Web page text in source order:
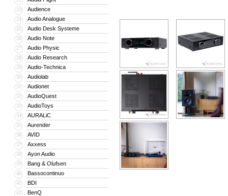
23 Audience
24 Audio Analogue
25 Audio Desk Systeme
26 Audio Note
27 Audio Physic
28 Audio Research
29 Audio-Technica
30 Audiolab
31 Audionet
32 AudioQuest
33 AudioToys
34 AURALiC
35 Aurender
36 AVID
37 Axxess
38 Ayon Audio
39 Bang & Olufsen
40 Bassocontinuo
41 BDI
42 BenQ